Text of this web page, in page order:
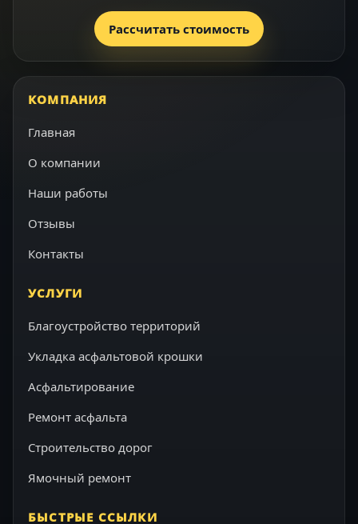
Рассчитать стоимость
КОМПАНИЯ
Главная
О компании
Наши работы
Отзывы
Контакты
УСЛУГИ
Благоустройство территорий
Укладка асфальтовой крошки
Асфальтирование
Ремонт асфальта
Строительство дорог
Ямочный ремонт
БЫСТРЫЕ ССЫЛКИ